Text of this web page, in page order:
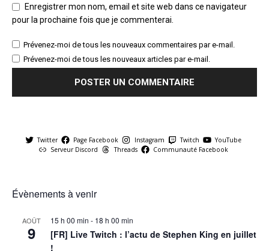
Enregistrer mon nom, email et site web dans ce navigateur
pour la prochaine fois que je commenterai.
Prévenez-moi de tous les nouveaux commentaires par e-mail.
Prévenez-moi de tous les nouveaux articles par e-mail.
Twitter Page Facebook Instagram Twitch
YouTube
Serveur Discord
Threads Communauté Facebook
Évènements à venir
AOÛT
9
15 h 00 min - 18 h 00 min
[FR] Live Twitch : l’actu de Stephen King en juillet
!